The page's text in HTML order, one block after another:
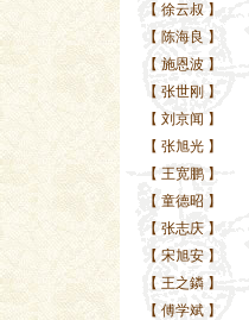
【 徐云叔 】
【 陈海良 】
【 施恩波】
【 张世刚 】
【 刘京闻 】
【 张旭光】
【 王宽鹏】
【 童德昭 】
【 张志庆】
【 宋旭安】
【 王之鏻】
【 傅学斌】